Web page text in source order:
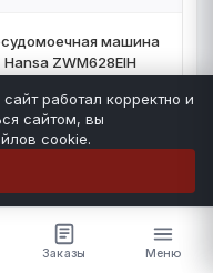
машина
Hansa ZWM628EIH
Количество:0
Заказы Меню
работал корректно и
сайтом, вы
cookie.